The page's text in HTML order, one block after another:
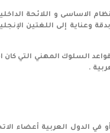
في مبنى جامعة الدول العربية – استطال يومي 20- 21 فبراير 1993 … أعيدت صياغة
وعناية إلى اللغتين
السلوك المهني التي
.
الدول العربية أعضاء